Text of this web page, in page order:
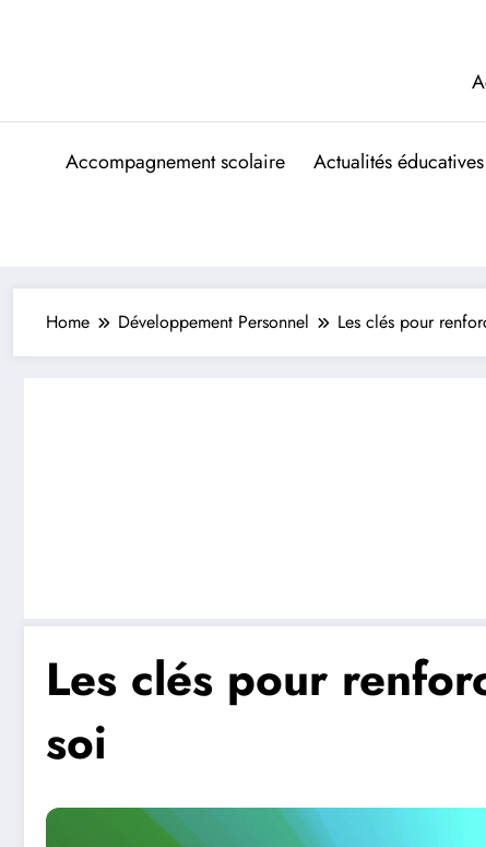
Accompagnement scolaire Actualités éducatives
Home Développement Personnel Les clés pour
Les clés pour
soi